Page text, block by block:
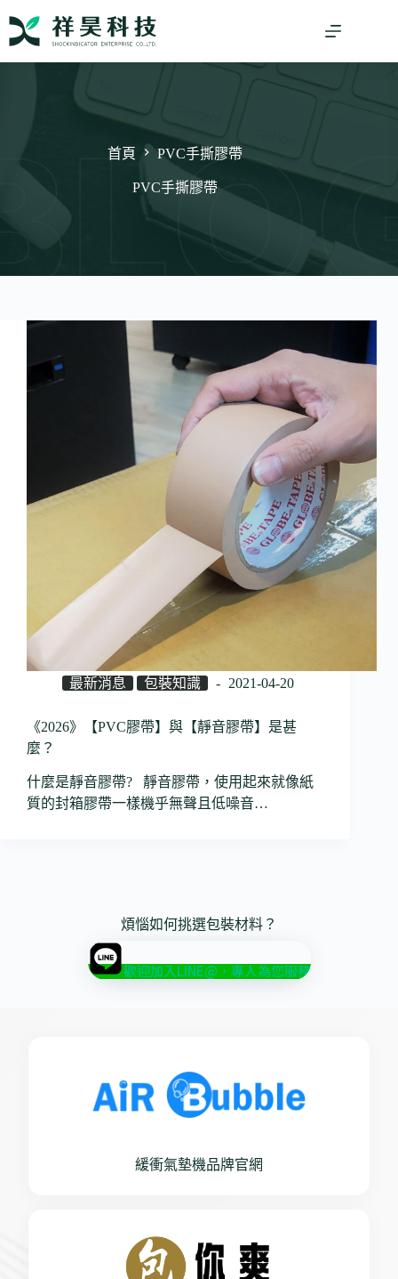
首頁 PVC手撕膠帶
PVC手撕膠帶
最新消息 包裝知識 2021-04-20
《2026》【PVC膠帶】與【靜音膠帶】是甚
麼？
什麼是靜音膠帶? 靜音膠帶，使用起來就像紙
質的封箱膠帶一樣機乎無聲且低噪音…
煩惱如何挑選包裝材料？
歡迎加入LINE@，專人為您服務
緩衝氣墊機品牌官網